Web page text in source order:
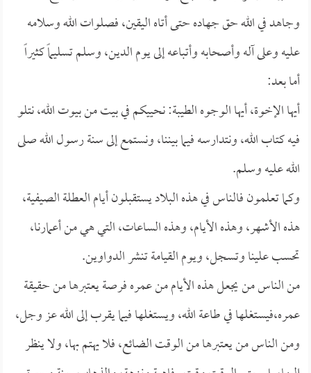
وجاهد في الله حق جهاده حتى أتاه اليقين، فصلوات الله وسلامه
عليه وعلى آله وأصحابه وأتباعه إلى يوم الدين، وسلم تسليماً كثيراً
أما بعد:
أيها الإخوة، أيها الوجوه الطيبة: نحييكم في بيت من بيوت الله، نتلو
فيه كتاب الله، ونتدارسه فيما بيننا، ونستمع إلى سنة رسول الله صلى
الله عليه وسلم.
وكما تعلمون فالناس في هذه البلاد يستقبلون أيام العطلة الصيفية،
هذه الأشهر، وهذه الأيام، وهذه الساعات، التي هي من أعمارنا،
تحسب علينا وتسجل، ويوم القيامة تنشر الدواوين.
من الناس من يجعل هذه الأيام من عمره فرصة يعتبرها من حقيقة
عمره،فيستغلها في طاعة الله، ويستغلها فيما يقرب إلى الله عز وجل،
ومن الناس من يعتبرها من الوقت الضائع، فلا يهتم بها، ولا ينظر